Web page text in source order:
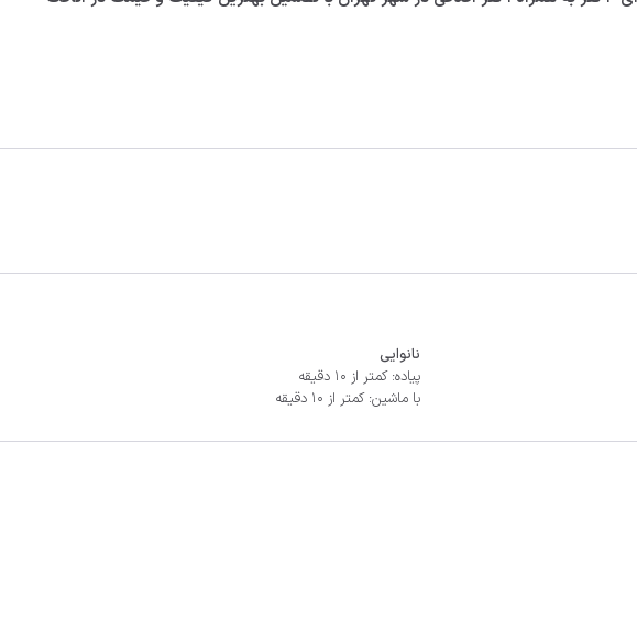
نانوایی
پیاده: کمتر از 10 دقیقه
با ماشین: کمتر از 10 دقیقه